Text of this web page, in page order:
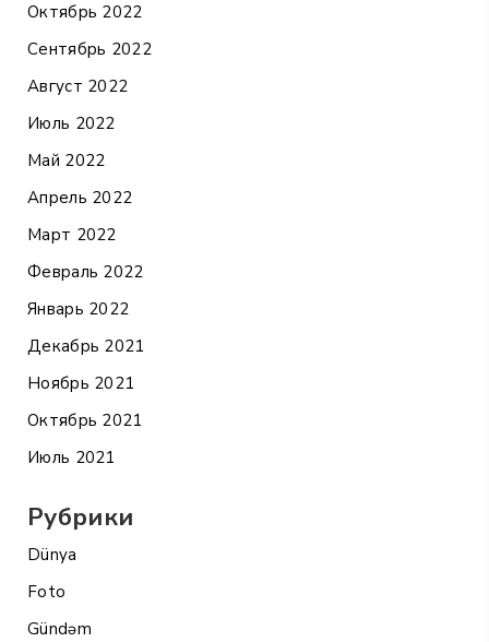
Октябрь 2022
Сентябрь 2022
Август 2022
Июль 2022
Май 2022
Апрель 2022
Март 2022
Февраль 2022
Январь 2022
Декабрь 2021
Ноябрь 2021
Октябрь 2021
Июль 2021
Рубрики
Dünya
Foto
Gündəm